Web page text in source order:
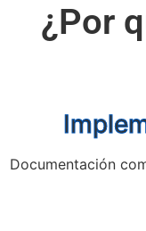
¿Por
Documentación